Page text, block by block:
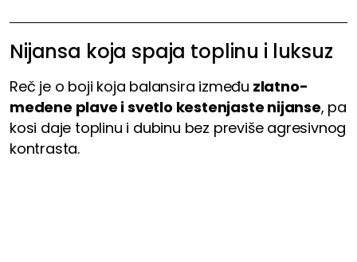
Nijansa koja spaja toplinu i luksuz
Reč je o boji koja balansira između zlatno-
medene plave i svetlo kestenjaste nijanse, pa
kosi daje toplinu i dubinu bez previše agresivnog
kontrasta.